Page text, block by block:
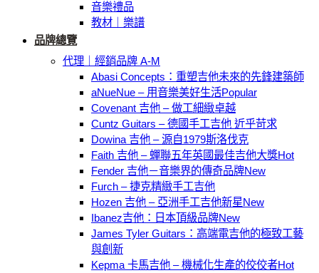
音樂禮品
教材｜樂譜
品牌總覽
代理｜經銷品牌 A-M
Abasi Concepts：重塑吉他未來的先鋒建築師
aNueNue – 用音樂美好生活
Covenant 吉他 – 做工細緻卓越
Cuntz Guitars – 德國手工吉他 近乎苛求
Dowina 吉他 – 源自1979斯洛伐克
Faith 吉他 – 蟬聯五年英國最佳吉他大獎
Fender 吉他－音樂界的傳奇品牌
Furch – 捷克精緻手工吉他
Hozen 吉他 – 亞洲手工吉他新星
Ibanez吉他：日本頂級品牌
James Tyler Guitars：高端電吉他的極致工藝
與創新
Kepma 卡馬吉他 – 機械化生產的佼佼者